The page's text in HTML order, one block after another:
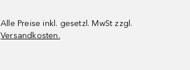
Alle Preise inkl. gesetzl. MwSt zzgl.
Versandkosten.